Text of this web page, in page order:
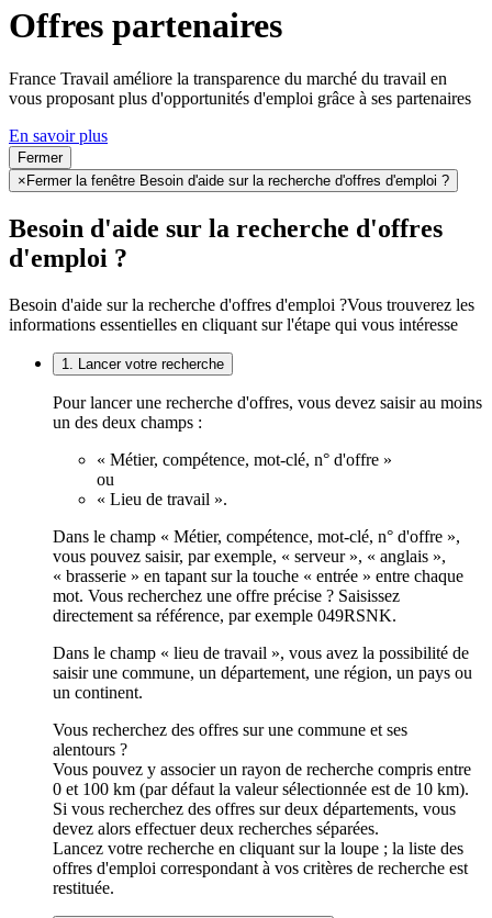
Offres partenaires
France Travail améliore la transparence du marché du travail en
vous proposant plus d'opportunités d'emploi grâce à ses partenaires
En savoir plus
Fermer
× Fermer la fenêtre Besoin d'aide sur la recherche d'offres d'emploi ?
Besoin d'aide sur la recherche d'offres
d'emploi ?
Besoin d'aide sur la recherche d'offres d'emploi ?Vous trouverez les
informations essentielles en cliquant sur l'étape qui vous intéresse
1. Lancer votre recherche
Pour lancer une recherche d'offres, vous devez saisir au moins
un des deux champs :
« Métier, compétence, mot-clé, n° d'offre »
ou
« Lieu de travail ».
Dans le champ « Métier, compétence, mot-clé, n° d'offre »,
vous pouvez saisir, par exemple, « serveur », « anglais »,
« brasserie » en tapant sur la touche « entrée » entre chaque
mot. Vous recherchez une offre précise ? Saisissez
directement sa référence, par exemple 049RSNK.
Dans le champ « lieu de travail », vous avez la possibilité de
saisir une commune, un département, une région, un pays ou
un continent.
Vous recherchez des offres sur une commune et ses
alentours ?
Vous pouvez y associer un rayon de recherche compris entre
0 et 100 km (par défaut la valeur sélectionnée est de 10 km).
Si vous recherchez des offres sur deux départements, vous
devez alors effectuer deux recherches séparées.
Lancez votre recherche en cliquant sur la loupe ; la liste des
offres d'emploi correspondant à vos critères de recherche est
restituée.